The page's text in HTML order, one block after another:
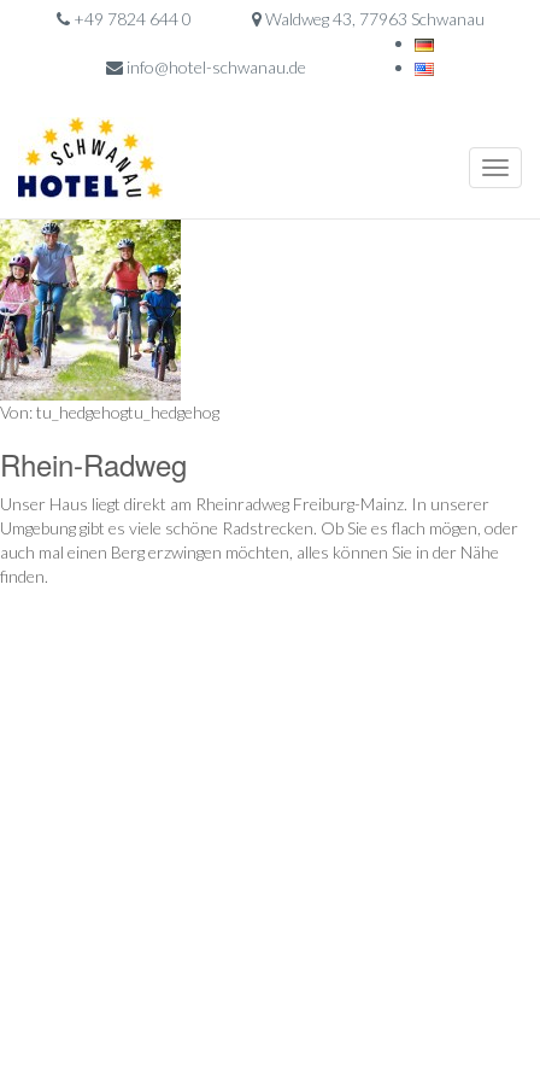
+49 7824 644 0 Waldweg 43, 77963 Schwanau
info@hotel-schwanau.de
Toggle
Von: tu_hedgehogtu_hedgehog
Rhein-Radweg
Unser Haus liegt direkt am Rheinradweg Freiburg-Mainz. In unserer
Umgebung gibt es viele schöne Radstrecken. Ob Sie es flach mögen, oder
auch mal einen Berg erzwingen möchten, alles können Sie in der Nähe
finden.